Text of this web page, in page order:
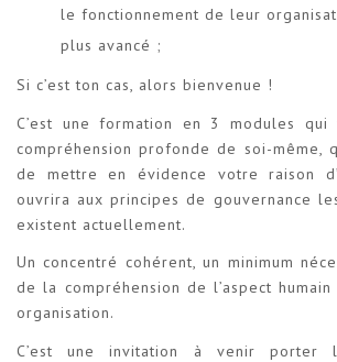
le fonctionnement de leur
plus avancé ;
Si c’est ton cas, alors bienvenue !
C’est une formation en 3 modules
compréhension profonde de soi-même,
de mettre en évidence votre raison
ouvrira aux principes de gouvernance
existent actuellement.
Un concentré cohérent, un minimum
de la compréhension de l’aspect
organisation.
C’est une invitation à venir